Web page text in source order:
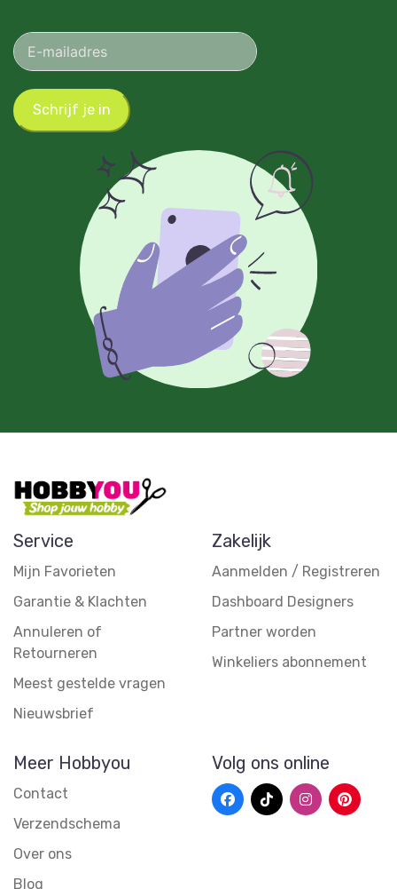
Schrijf je in
Service
Mijn Favorieten
Garantie & Klachten
Annuleren of
Retourneren
Meest gestelde vragen
Nieuwsbrief
Zakelijk
Aanmelden / Registreren
Dashboard Designers
Partner worden
Winkeliers abonnement
Meer Hobbyou
Contact
Verzendschema
Over ons
Blog
Volg ons online